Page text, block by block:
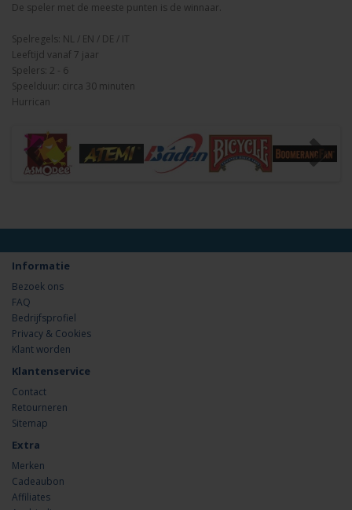
De speler met de meeste punten is de winnaar.
Spelregels: NL / EN / DE / IT
Leeftijd vanaf 7 jaar
Spelers: 2 - 6
Speelduur: circa 30 minuten
Hurrican
Informatie
Bezoek ons
FAQ
Bedrijfsprofiel
Privacy & Cookies
Klant worden
Klantenservice
Contact
Retourneren
Sitemap
Extra
Merken
Cadeaubon
Affiliates